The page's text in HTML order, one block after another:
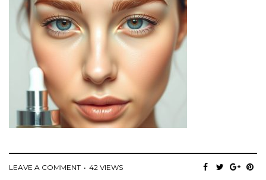
LEAVE A COMMENT 42 VIEWS